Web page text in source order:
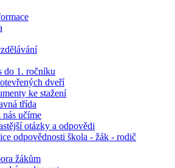
do 1. ročníku
dveří
ke stažení
třída
nás učíme
otázky a odpovědi
odpovědnosti škola - žák - rodič
žákům